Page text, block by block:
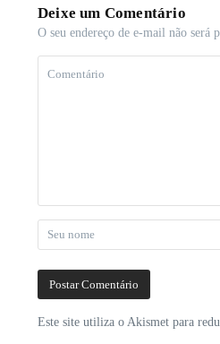
Deixe um Comentário
O seu endereço de e-mail não será
Este site utiliza o Akismet para